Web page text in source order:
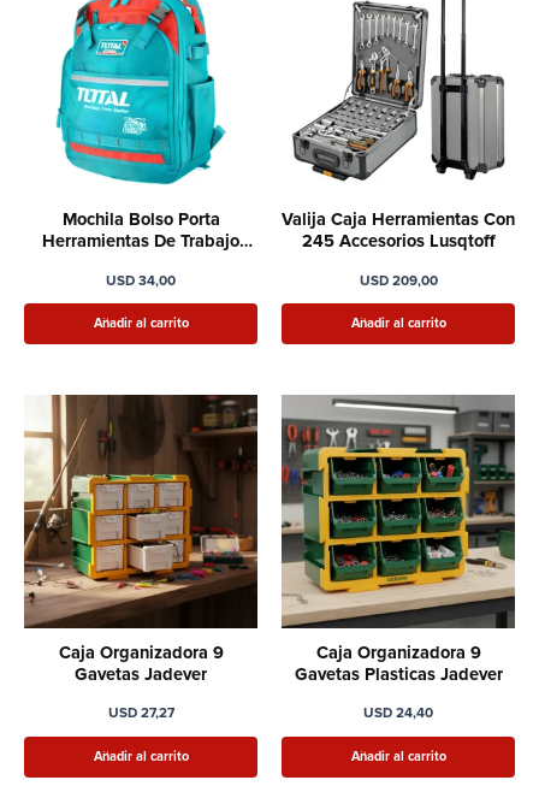
Mochila Bolso Porta
Herramientas De Trabajo
USD 34,00
Añadir al carrito
Valija Caja Herramientas Con
245 Accesorios Lusqtoff
USD209,00
Añadir al carrito
Caja Organizadora 9
Gavetas Jadever
USD27,27
Añadir al carrito
Caja Organizadora 9
Gavetas Plasticas Jadever
USD 24,40
Añadir al carrito